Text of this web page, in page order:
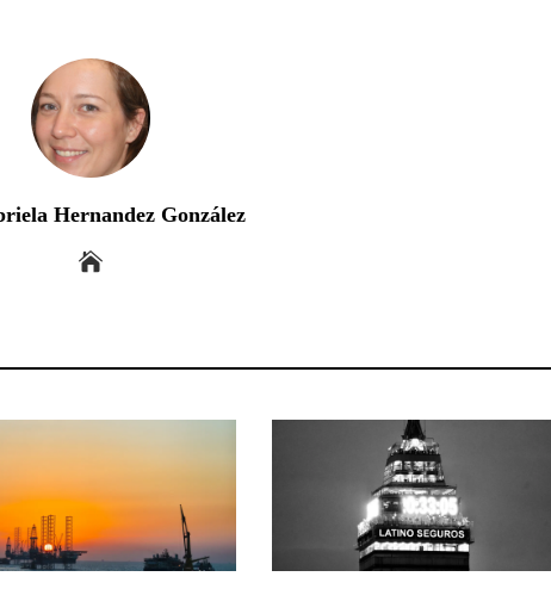
Hernandez González